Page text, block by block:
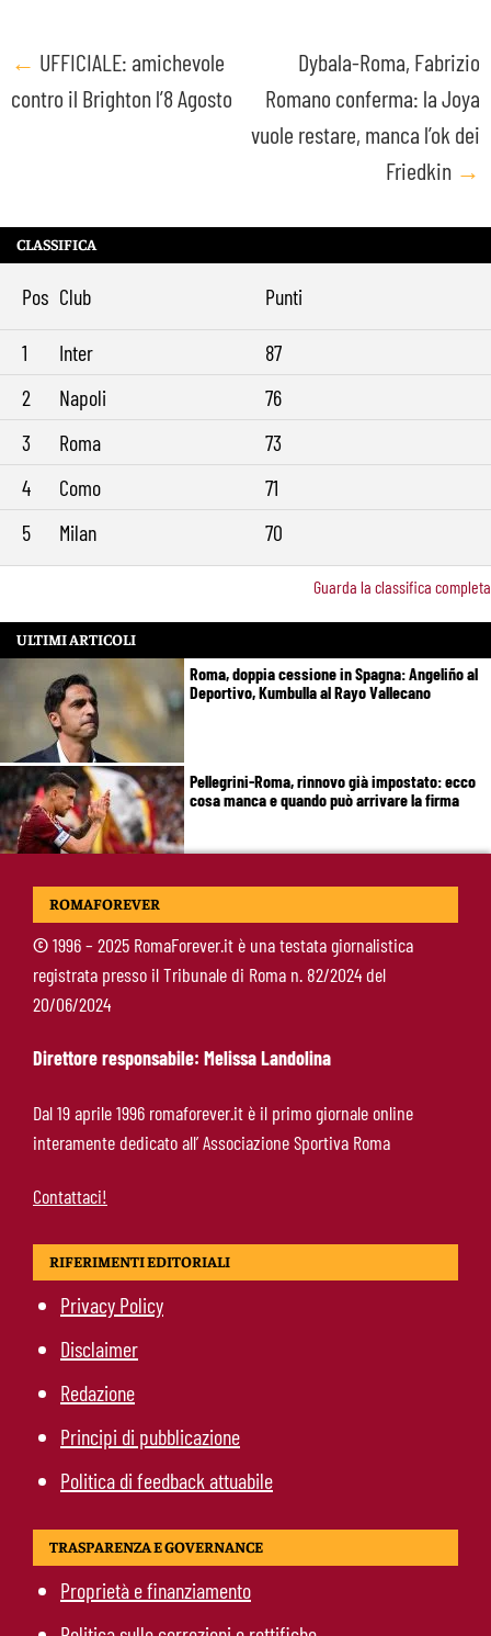
Post
navigation
← UFFICIALE: amichevole
contro il Brighton l’8 Agosto
Dybala-Roma, Fabrizio
Romano conferma: la Joya
vuole restare, manca l’ok dei
Friedkin →
CLASSIFICA
Pos Club Punti
1 Inter
87
2
Napoli
76
3
Roma
73
4
Como
71
5
Milan 70
Guarda la classifica completa
ULTIMI ARTICOLI
Roma, doppia cessione in Spagna: Angeliño al
Deportivo, Kumbulla al Rayo Vallecano
Pellegrini-Roma, rinnovo già impostato: ecco
cosa manca e quando può arrivare la firma
Mercato Roma, manca un solo colpo: Gasperini
Roma-Molina, il colpo di D’Amico è geniale:
qualità ed esperienza a un prezzo da
occasione
ROMAFOREVER
©1996 – 2025 RomaForever.it è una testata giornalistica
registrata presso il Tribunale di Roma n. 82/2024 del
20/06/2024
Direttore responsabile: Melissa Landolina
Dal 19 aprile 1996 romaforever.it è il primo giornale online
interamente dedicato all’ Associazione Sportiva Roma
Contattaci!
RIFERIMENTI EDITORIALI
Privacy Policy
Disclaimer
Redazione
Principi di pubblicazione
Politica di feedback attuabile
TRASPARENZA E GOVERNANCE
Proprietà e finanziamento